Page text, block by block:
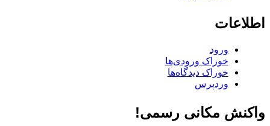
اطلاعات
ورود
خوراک ورودی‌ها
خوراک دیدگاه‌ها
وردپرس
واکنش مکانی رسمی!